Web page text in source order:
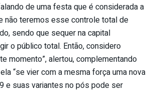
de uma festa que é considerada a
não teremos esse controle total de
sendo que sequer na capital
o público total. Então, considero
momento”, alertou, complementando
“se vier com a mesma força uma nova
e suas variantes no pós pode ser